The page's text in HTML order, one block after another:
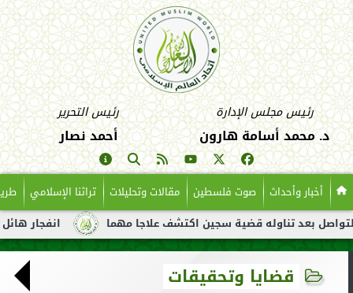
رئيس مجلس الإدارة
د. محمد أسامة هارون
رئيس التحرير
أحمد نصار
أخبار وأحداث صوت فلسطين مقالات وتحليلات تراثنا الإسلامي
انفجار هائل لناقلة نفط تناوله قضية سجين اكتشف علاجا مهما
قضايا وتحقيقات